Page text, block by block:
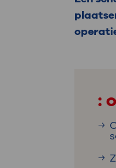
steeds
we u
: